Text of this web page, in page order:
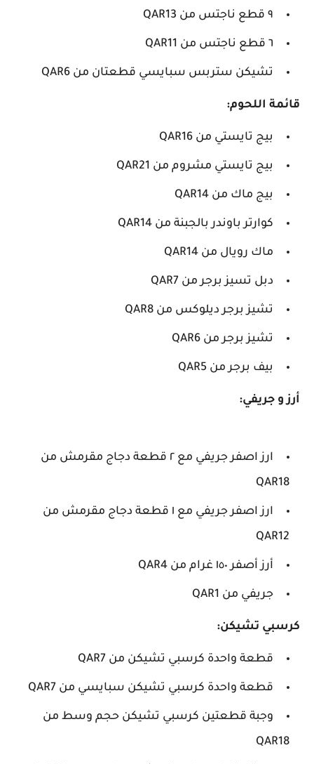
٩ قطع ناجتس من QAR13
٦ قطع ناجتس من QAR11
تشيكن ستربس سبايسي قطعتان من QAR6
قائمة اللحوم:
بيج تايستي من QAR16
بيج تايستي مشروم من QAR21
بيج ماك من QAR14
كوارتر باوندر بالجبنة من QAR14
ماك رويال من QAR14
دبل تسيز برجر من QAR7
تشيز برجر ديلوكس من QAR8
تشيز برجر من QAR6
بيف برجر من QAR5
أرز و جريفي:
ارز اصفر جريفي مع ٢ قطعة دجاج مقرمش من
QAR18
ارز اصفر جريفي مع ١ قطعة دجاج مقرمش من
QAR12
أرز أصفر ١٥٠ غرام من QAR4
جريفي من QAR1
كرسبي تشيكن:
قطعة واحدة كرسبي تشيكن من QAR7
قطعة واحدة كرسبي تشيكن سبايسي من QAR7
وجبة قطعتين كرسبي تشيكن حجم وسط من
QAR18